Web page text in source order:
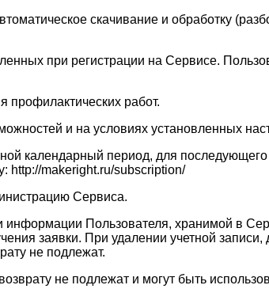
скачивание и обработку
при регистрации на Сервисе.
профилактических работ.
и на условиях установленных
календарный период, для
http://makeright.ru/subscription/
Сервиса.
Пользователя, хранимой в
заявки. При удалении учетной
не подлежат.
не подлежат и могут быть